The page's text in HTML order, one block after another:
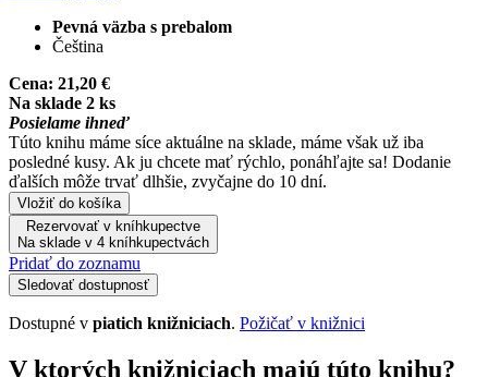
Pevná väzba s prebalom
Čeština
Cena: 21,20 €
Na sklade 2 ks
Posielame ihneď
Túto knihu máme síce aktuálne na sklade, máme však už iba
posledné kusy. Ak ju chcete mať rýchlo, ponáhľajte sa! Dodanie
ďalších môže trvať dlhšie, zvyčajne do 10 dní.
Vložiť do košíka
Rezervovať v kníhkupectve
Na sklade v 4 kníhkupectvách
Pridať do zoznamu
Sledovať dostupnosť
Dostupné v piatich knižniciach. Požičať v knižnici
V ktorých knižniciach majú túto knihu?